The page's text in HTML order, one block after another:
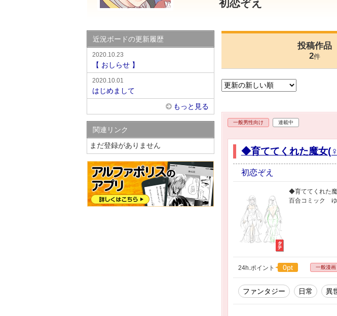
初恋ぞえ
投稿作品
2件
一般男性向け 連載中
◆育ててくれた魔女
初恋ぞえ
◆育ててくれた
百合コミック
24h.ポイント 0pt 一般漫画
ファンタジー 日常 異
近況ボードの更新履歴
2020.10.23
【 おしらせ 】
2020.10.01
はじめまして
もっと見る
関連リンク
まだ登録がありません